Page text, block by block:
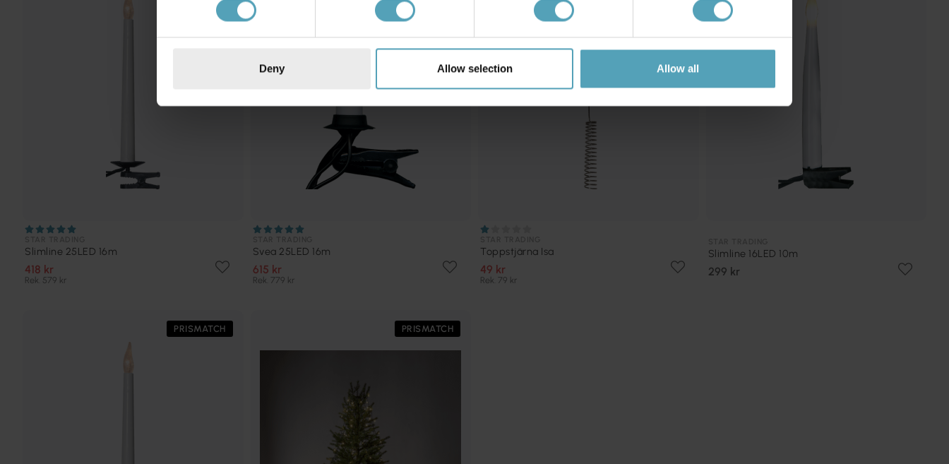
Deny Allow selection Allow all
Slimline 25LED 16m
418 kr
Rek. 579 kr
Svea 25LED 16m
615 kr
Rek. 779 kr
Toppstjärna Isa
49 kr
Rek. 79 kr
Slimline 16LED 10m
299 kr
PRISMATCH PRISMATCH